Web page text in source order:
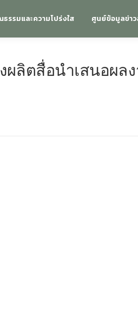
รรมและความโปร่งใส ศูนย์ข้อมูลข่าว
ผลิตสื่อนำเสนอผ